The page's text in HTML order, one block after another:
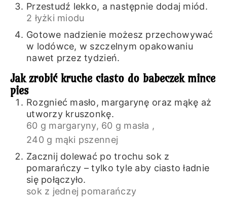
Przestudź lekko, a następnie dodaj miód.
2 łyżki miodu
Gotowe nadzienie możesz przechowywać
w lodówce, w szczelnym opakowaniu
nawet przez tydzień.
Jak zrobić kruche ciasto do babeczek mince
pies
Rozgnieć masło, margarynę oraz mąkę aż
utworzy kruszonkę.
60 g margaryny, 60 g masła ,
240 g mąki pszennej
Zacznij dolewać po trochu sok z
pomarańczy – tylko tyle aby ciasto ładnie
się połączyło.
sok z jednej pomarańczy